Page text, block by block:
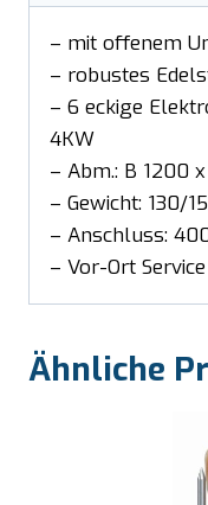
– mit offenem
– robustes
– 6 eckige
4KW
– Abm.: B 1200
– Gewicht: 130/
– Anschluss:
– Vor-Ort Service
Ähnliche